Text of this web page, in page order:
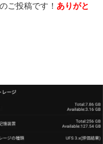
ご投稿です！ ありがと